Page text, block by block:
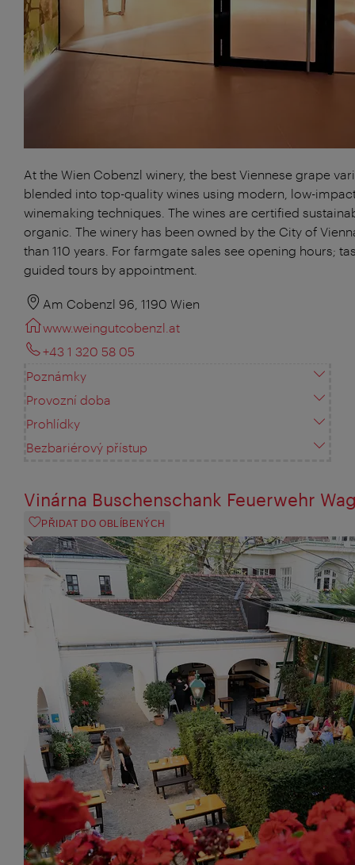
At the Wien Cobenzl winery, the best Viennese grape
blended into top-quality wines using modern, low-
winemaking techniques. The wines are certified
organic. The winery has been owned by the City of
than 110 years. For farmgate sales see opening hours;
guided tours by appointment.
Am Cobenzl 96, 1190 Wien
www.weingutcobenzl.at
+43 1 320 58 05
Poznámky
Provozní doba
Prohlídky
Bezbariérový přístup
Vinárna Buschenschank Feuerwehr
PŘIDAT DO OBLÍBENÝCH